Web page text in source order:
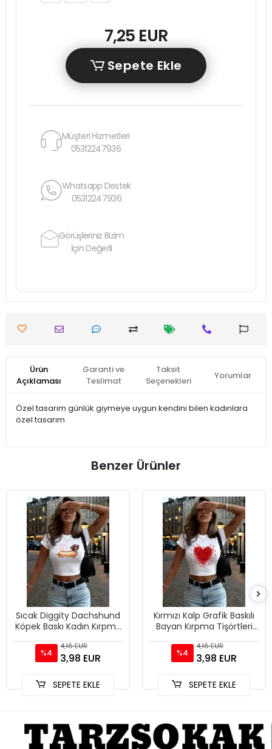
7,25 EUR
Sepete Ekle
Müşteri Hizmetleri
05312247936
Whatsapp Destek
05312247936
Görüşleriniz Bizim
İçin Değerli
Ürün
Açıklaması
Garanti ve
Teslimat
Taksit
Seçenekleri
Yorumlar
Özel tasarım günlük giymeye uygun kendini bilen kadınlara
özel tasarım
Benzer Ürünler
Sıcak Diggity Dachshund
Köpek Baskı Kadın Kırpma
Yüksek Elastik Üstler Se
%4
4,16 EUR
3,98 EUR
SEPETE EKLE
Kırmızı Kalp Grafik Baskılı
Bayan Kırpma Tişörtleri
Boyun Üstleri Sokak
%4
4,16 EUR
3,98 EUR
SEPETE EKLE